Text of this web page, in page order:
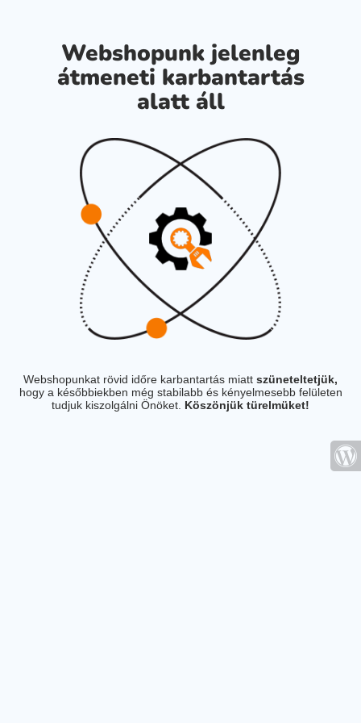
Webshopunk jelenleg
átmeneti karbantartás
alatt áll
Webshopunkat rövid időre karbantartás miatt szüneteltetjük,
hogy a későbbiekben még stabilabb és kényelmesebb felületen
tudjuk kiszolgálni Önöket. Köszönjük türelmüket!